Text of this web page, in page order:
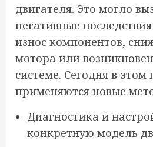
двигателя. Это могло
негативные
износ компонентов,
мотора или
системе. Сегодня в этом
применяются новые
Диагностика и
конкретную модель